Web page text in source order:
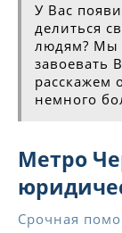
У Вас
делиться
людям? Мы
завоевать
расскажем
немного
Метро
Срочная